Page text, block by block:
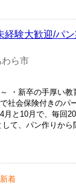
験大歓迎/パ
ら市
・新卒の手厚い
社会保険付きのパ
と10月で、毎回
て、パン作りか
新着